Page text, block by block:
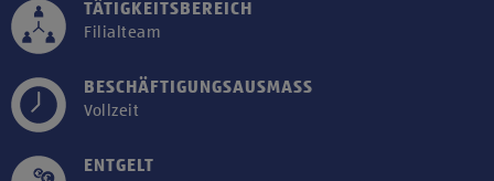
TÄTIGKEITSBEREICH
Filialteam
BESCHÄFTIGUNGSAUSMASS
Vollzeit
ENTGELT